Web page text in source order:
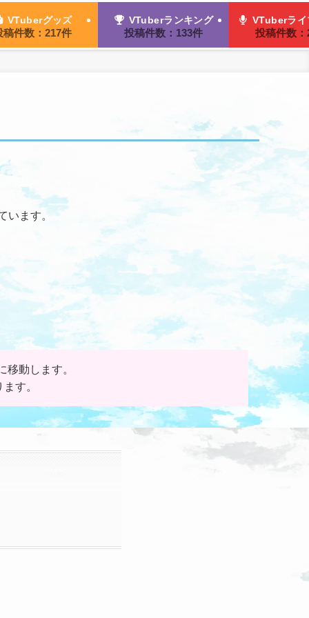
VTuberグッズ
稿件数：217件
VTuberランキング
投稿件数：133件
VTuberライ
投稿件数：
います。
移動します。
す。